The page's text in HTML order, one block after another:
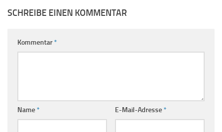
SCHREIBE EINEN KOMMENTAR
Kommentar*
Name* E-Mail-Adresse*